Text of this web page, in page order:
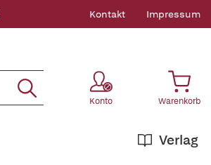
Kontakt Impressum
Konto Warenkorb
Verlag